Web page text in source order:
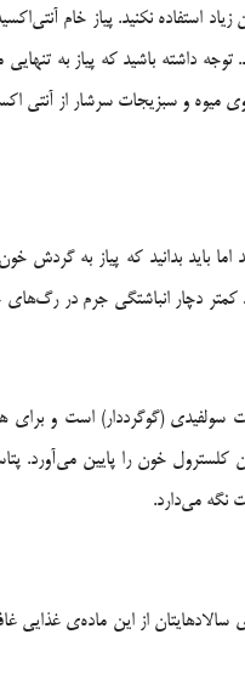
زیاد استفاده نکنید. پیاز خام
داشته باشید که پیاز به
میوه و سبزیجات سرشار از آنتی
باید بدانید که پیاز به
دچار انباشتگی جرم در
سولفیدی (گوگرددار) است و
3 نیز هست که میزان کلسترول خون را
نگه می‌دارد.
سالادهایتان از این ماده‌ی غذایی